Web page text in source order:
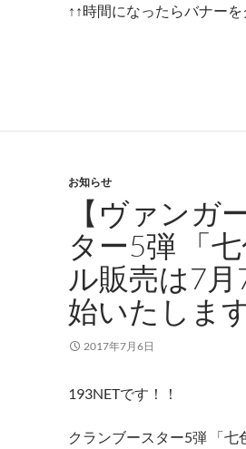
↑↑時間になったらバナーを
お知らせ
【ヴァンガ
ター5弾 「
ル販売は7
始いたします
2017年7月6日
193NETです！！
クランブースター5弾 「